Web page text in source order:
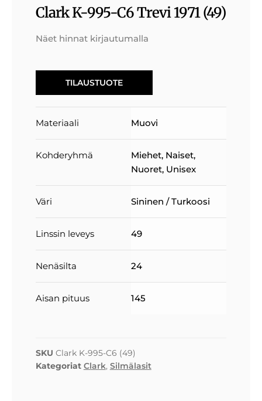
Clark K-995-C6 Trevi 1971 (49)
Näet hinnat kirjautumalla
TILAUSTUOTE
Materiaali Muovi
Kohderyhmä Miehet, Naiset,
Nuoret, Unisex
Väri Sininen / Turkoosi
Linssin leveys 49
Nenäsilta 24
Aisan pituus 145
SKU Clark K-995-C6 (49)
Kategoriat Clark, Silmälasit